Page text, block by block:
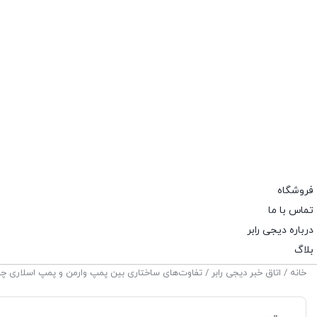
فروشگاه
تماس با ما
درباره دیجی رابر
بلاگ
خانه / اتاق خبر دیجی رابر / تفاوت‌های ساختاری بین پمپ وارمن و پمپ اسلاری